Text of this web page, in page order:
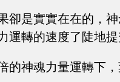
卻是實實在在的，
運轉的速度了陡地
的神魂力量運轉下